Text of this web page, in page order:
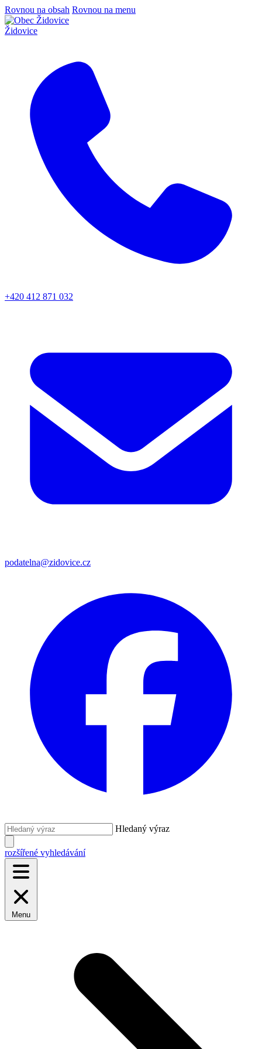
Rovnou na obsah Rovnou na menu
Židovice
+420 412 871 032
podatelna@zidovice.cz
Hledaný výraz
rozšířené vyhledávání
Menu